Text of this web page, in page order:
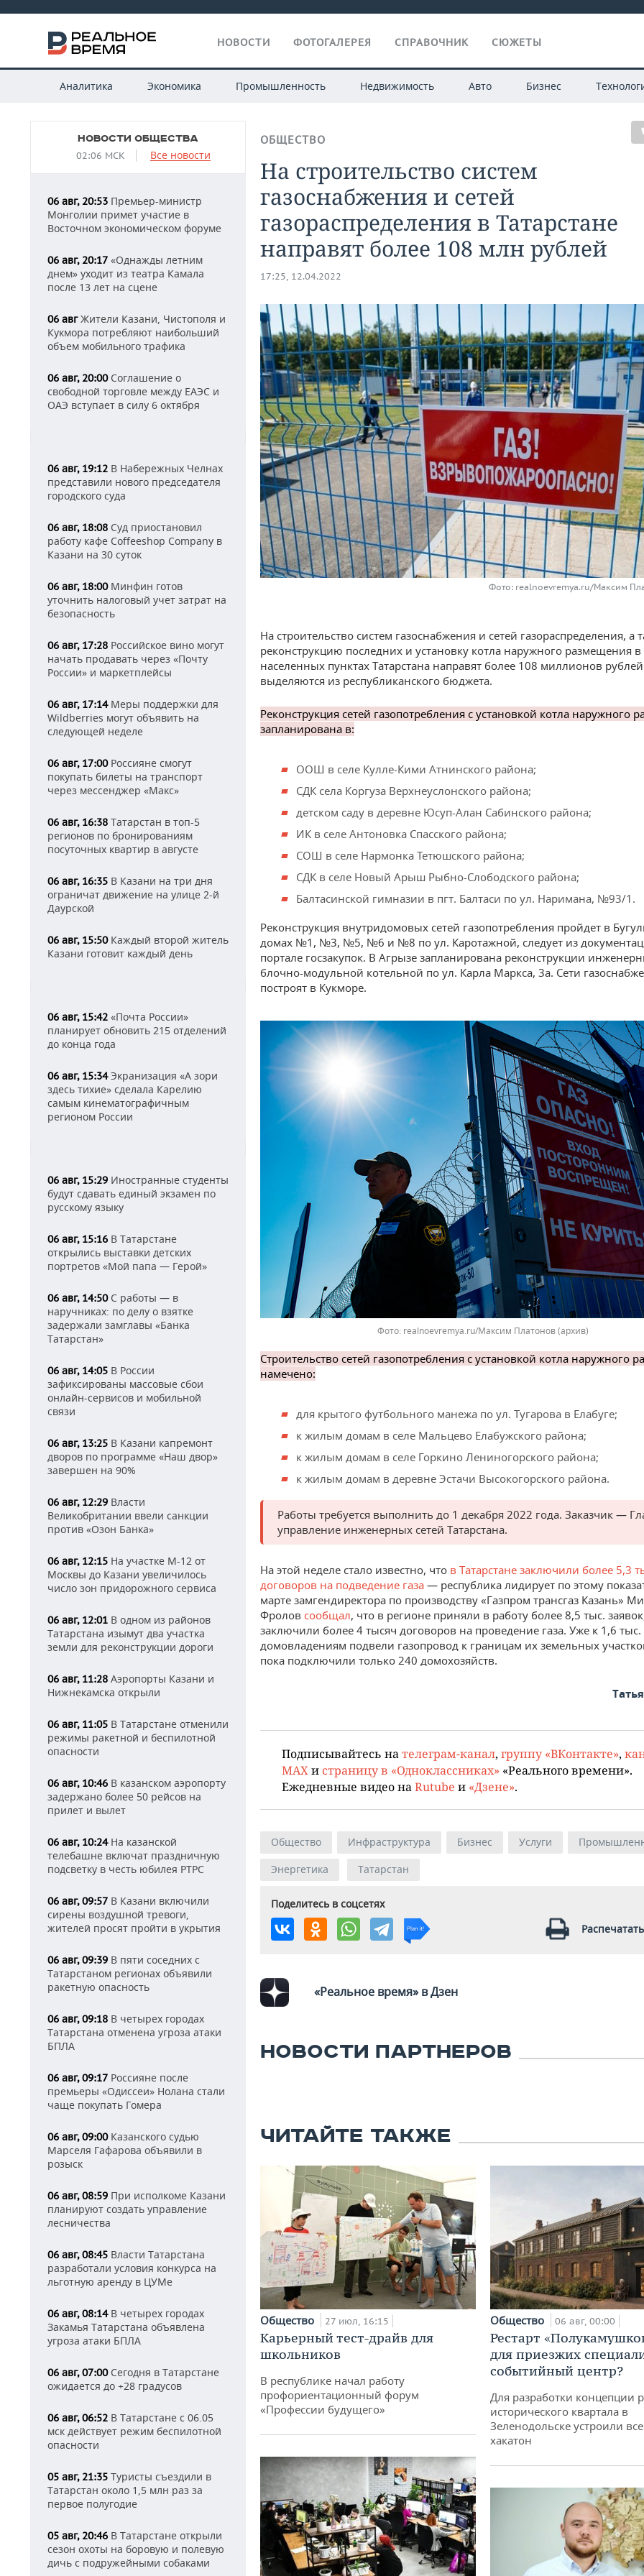
НОВОСТИ ФОТОГАЛЕРЕЯ СПРАВОЧНИК СЮЖЕТЫ
Аналитика Экономика Промышленность Недвижимость Авто Бизнес
НОВОСТИ ОБЩЕСТВА
02:06 МСК Все новости
06 авг, 20:53 Премьер-министр
Монголии примет участие в
Восточном экономическом форуме
06 авг, 20:17 «Однажды летним
днем» уходит из театра Камала
после 13 лет на сцене
06 авгЖители Казани, Чистополя и
Кукмора потребляют наибольший
объем мобильного трафика
06 авг, 20:00Соглашение о
свободной торговле между ЕАЭС и
ОАЭ вступает в силу 6 октября
06 авг, 19:12 В Набережных Челнах
представили нового председателя
городского суда
06 авг, 18:08 Суд приостановил
работу кафе Coffeeshop Company в
Казани на 30 суток
06 авг, 18:00Минфин готов
уточнить налоговый учет затрат на
безопасность
06 авг, 17:28 Российское вино могут
начать продавать через «Почту
России» и маркетплейсы
06 авг, 17:14Меры поддержки для
Wildberries могут объявить на
следующей неделе
06 авг, 17:00Россияне смогут
покупать билеты на транспорт
через мессенджер «Макс»
06 авг, 16:38 Татарстан в топ-5
регионов по бронированиям
посуточных квартир в августе
06 авг, 16:35 В Казани на три дня
ограничат движение на улице 2-й
Даурской
06 авг, 15:50Каждый второй житель
Казани готовит каждый день
06 авг, 15:42 «Почта России»
планирует обновить 215 отделений
до конца года
06 авг, 15:34Экранизация «А зори
здесь тихие» сделала Карелию
самым кинематографичным
регионом России
06 авг, 15:29 Иностранные студенты
будут сдавать единый экзамен по
русскому языку
06 авг, 15:16 В Татарстане
открылись выставки детских
портретов «Мой папа — Герой»
06 авг, 14:50С работы — в
наручниках: по делу о взятке
задержали замглавы «Банка
Татарстан»
06 авг, 14:05 В России
зафиксированы массовые сбои
онлайн-сервисов и мобильной
связи
06 авг, 13:25 В Казани капремонт
дворов по программе «Наш двор»
завершен на 90%
06 авг, 12:29 Власти
Великобритании ввели санкции
против «Озон Банка»
06 авг, 12:15 На участке М-12 от
Москвы до Казани увеличилось
число зон придорожного сервиса
06 авг, 12:01 В одном из районов
Татарстана изымут два участка
земли для реконструкции дороги
06 авг, 11:28 Аэропорты Казани и
Нижнекамска открыли
06 авг, 11:05 В Татарстане отменили
режимы ракетной и беспилотной
опасности
06 авг, 10:46 В казанском аэропорту
задержано более 50 рейсов на
прилет и вылет
06 авг, 10:24На казанской
телебашне включат праздничную
подсветку в честь юбилея РТРС
06 авг, 09:57 В Казани включили
сирены воздушной тревоги,
жителей просят пройти в укрытия
06 авг, 09:39 В пяти соседних с
Татарстаном регионах объявили
ракетную опасность
06 авг, 09:18 В четырех городах
Татарстана отменена угроза атаки
БПЛА
06 авг, 09:17 Россияне после
премьеры «Одиссеи» Нолана стали
чаще покупать Гомера
06 авг, 09:00Казанского судью
Марселя Гафарова объявили в
розыск
06 авг, 08:59 При исполкоме Казани
планируют создать управление
лесничества
06 авг, 08:45 Власти Татарстана
разработали условия конкурса на
льготную аренду в ЦУМе
06 авг, 08:14В четырех городах
Закамья Татарстана объявлена
угроза атаки БПЛА
06 авг, 07:00Сегодня в Татарстане
ожидается до +28 градусов
06 авг, 06:52 В Татарстане с 06.05
мск действует режим беспилотной
опасности
05 авг, 21:35 Туристы съездили в
Татарстан около 1,5 млн раз за
первое полугодие
05 авг, 20:46 В Татарстане открыли
сезон охоты на боровую и полевую
дичь с подружейными собаками
ОБЩЕСТВО
На строительство систем
газоснабжения и сетей
газораспределения в Татарстане
направят более 108 млн рублей
17:25, 12.04.2022
Фото: realnoevremya.ru/Максим
На строительство систем газоснабжения и сетей газораспределения, а
реконструкцию последних и установку котла наружного размещения в
населенных пунктах Татарстана направят более 108 миллионов
выделяются из республиканского бюджета.
Реконструкция сетей газопотребления с установкой котла наружного
запланирована в:
ООШ в селе Кулле-Кими Атнинского района;
СДК села Коргуза Верхнеуслонского района;
детском саду в деревне Юсуп-Алан Сабинского района;
ИК в селе Антоновка Спасского района;
СОШ в селе Нармонка Тетюшского района;
СДК в селе Новый Арыш Рыбно-Слободского района;
Балтасинской гимназии в пгт. Балтаси по ул. Наримана, №93/1.
Реконструкция внутридомовых сетей газопотребления пройдет в
домах №1, №3, №5, №6 и №8 по ул. Каротажной, следует из
портале госзакупок. В Агрызе запланирована реконструкции
блочно-модульной котельной по ул. Карла Маркса, 3а. Сети
построят в Кукморе.
realnoevremya.ru/Максим Платонов(архив)
Строительство сетей газопотребления с установкой котла наружного
намечено:
для крытого футбольного манежа по ул. Тугарова в Елабуге;
к жилым домам в селе Мальцево Елабужского района;
к жилым домам в селе Горкино Лениногорского района;
к жилым домам в деревне Эстачи Высокогорского района.
Работы требуется выполнить до 1 декабря 2022 года. Заказчик —
управление инженерных сетей Татарстана.
На этой неделе стало известно, что в Татарстане заключили более 5,3
договоров на подведение газа — республика лидирует по этому
марте замгендиректора по производству «Газпром трансгаз Казань»
Фролов сообщал, что в регионе приняли в работу более 8,5 тыс.
заключили более 4 тысяч договоров на проведение газа. Уже к 1,6 тыс.
домовладениям подвели газопровод к границам их земельных
пока подключили только 240 домохозяйств.
Подписывайтесь нателеграм-канал, группу «ВКонтакте»,
MAXи страницу в «Одноклассниках» «Реального времени».
Ежедневные видео наRutube и «Дзене».
Общество Инфраструктура Бизнес Услуги
Энергетика
Татарстан
Поделитесь в соцсетях
«Реальное время» в Дзен
НОВОСТИ ПАРТНЕРОВ
ЧИТАЙТЕ ТАКЖЕ
Общество 27 июл, 16:15
Карьерный тест-драйв для
школьников
В республике начал работу
профориентационный форум
«Профессии будущего»
Общество 06 авг, 00:00
Рестарт
для приезжих
событийный центр?
Для разработки концепции
исторического квартала в
Зеленодольске устроили
хакатон